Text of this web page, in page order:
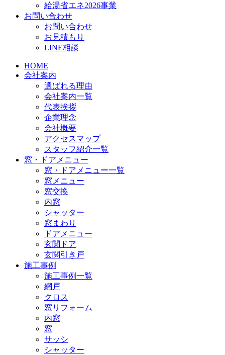
給湯省エネ2026事業
お問い合わせ
お問い合わせ
お見積もり
LINE相談
HOME
会社案内
選ばれる理由
会社案内一覧
代表挨拶
企業理念
会社概要
アクセスマップ
スタッフ紹介一覧
窓・ドアメニュー
窓・ドアメニュー一覧
窓メニュー
窓交換
内窓
シャッター
窓まわり
ドアメニュー
玄関ドア
玄関引き戸
施工事例
施工事例一覧
網戸
クロス
窓リフォーム
内窓
窓
サッシ
シャッター